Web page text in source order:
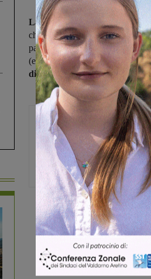
La squadra aquilotta
che rappresentano un bel
partite sono arrivate diciassette
(entrambe in trasferta), con 110
differenza reti che segna +97.
Michele
Share